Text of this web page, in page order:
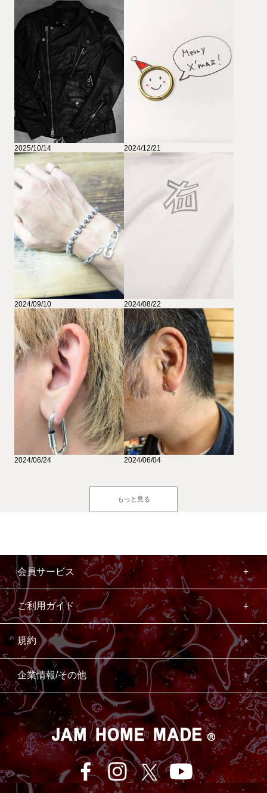
2025/10/14 2024/12/21
2024/09/10 2024/08/22
2024/06/24 2024/06/04
もっと見る
会員サービス
ご利用ガイド
規約
企業情報/その他